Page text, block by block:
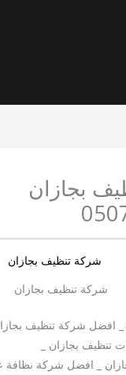
بجازان
شركة تنظيف بجازان
_ افضل شركة تنظيف
تنظيف بجازان _
_ افضل شركة نظافة